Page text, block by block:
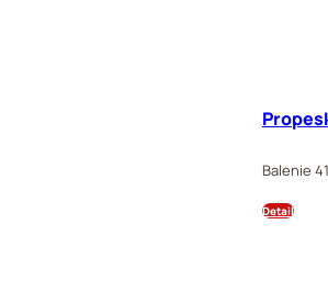
Balenie
Detail